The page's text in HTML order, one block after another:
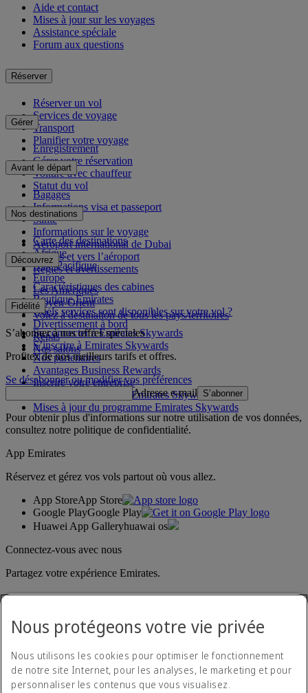
Aide et contact
Mises à jour sur les voyages
Assistance spéciale
Forum aux questions
Réserver
Réserver un vol
Services de voyage
Transport
Planifier votre voyage
Gérer
Enregistrement
Gérer votre réservation
Voiture avec chauffeur
Statut du vol
Avant le départ
Bagages
Informations visa et passeport
Santé
Informations sur le voyage
Aéroport international de Dubai
Depuis et vers l’aéroport
Règles et avertissements
Nos destinations
Carte des destinations
Afrique
Asie-Pacifique
Europe
Les Amériques
Moyen-Orient
Volez à destination de tous les pays/territoires
Découvrez
Caractéristiques des cabines
Boutique Emirates
Quels services sont disponibles sur votre vol ?
Divertissement à bord
Repas
Nos salons
Fidélité
Se connecter à Emirates Skywards
S’inscrire à Emirates Skywards
Nos partenaires
Avantages Business Rewards
Inscrire votre entreprise
Règles du programme Emirates Skywards
Mises à jour du programme Emirates Skywards
S’abonner à nos offres spéciales
Profitez de nos meilleurs tarifs et offres.
Se désabonner ou modifier vos préférences
Adresse e-mail S’abonner
Pour obtenir plus d'informations sur notre utilisation de vos données,
consultez notre politique de confidentialité.
App Emirates
Réservez et gérez vos vols partout où vous allez.
App StoreApp Store
Google PlayGoogle Play
Huawei App Galleryhuawai os
Connectez-vous avec nous
Partagez votre expérience Emirates.
Nous protégeons votre vie privée
Nous utilisons les cookies pour optimiser le fonctionnement
de notre site Internet, pour les analyses, le marketing et pour
personnaliser les contenus que vous visualisez.